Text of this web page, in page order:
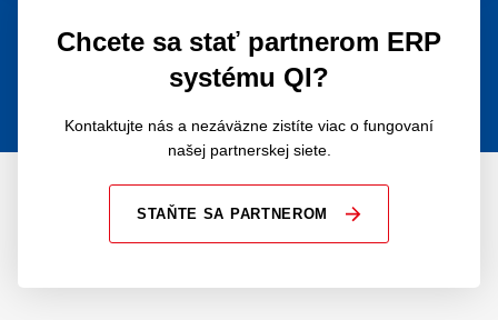
Chcete sa stať partnerom ERP
systému QI?
Kontaktujte nás a nezáväzne zistíte viac o fungovaní
našej partnerskej siete.
STAŇTE SA PARTNEROM